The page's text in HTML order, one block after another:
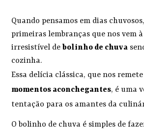
Quando pensamos em dias
primeiras lembranças que nos vem
irresistível de bolinho de chuva
cozinha.
Essa delícia clássica, que nos
momentos aconchegantes, é uma
tentação para os amantes da
O bolinho de chuva é simples de